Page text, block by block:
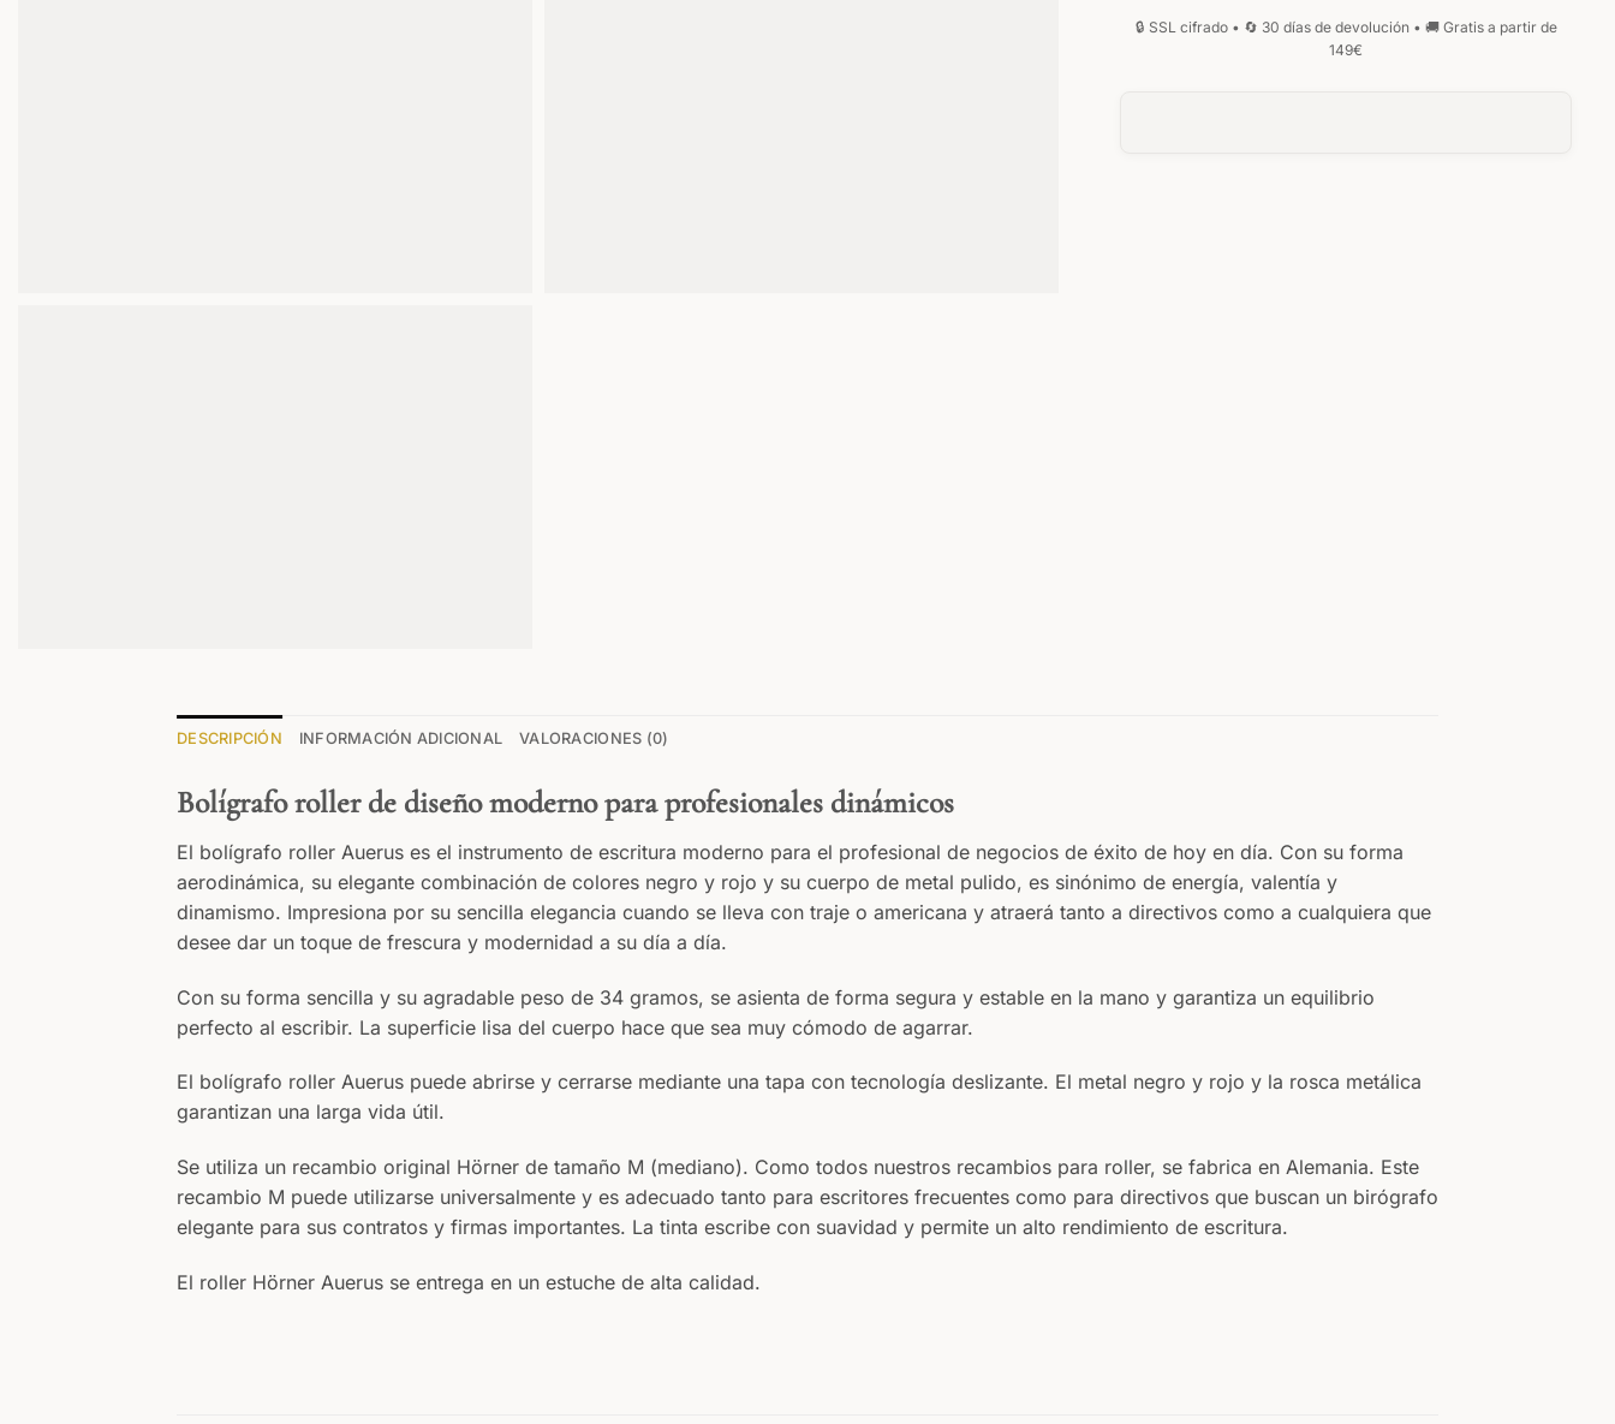
DESCRIPCIÓN INFORMACIÓN ADICIONAL VALORACIONES (0)
Bolígrafo roller de diseño moderno para profesionales dinámicos
El bolígrafo roller Auerus es el instrumento de escritura moderno para el profesional de negocios de éxito de hoy en día. Con su forma
aerodinámica, su elegante combinación de colores negro y rojo y su cuerpo de metal pulido, es sinónimo de energía, valentía y
dinamismo. Impresiona por su sencilla elegancia cuando se lleva con traje o americana y atraerá tanto a directivos como a cualquiera que
desee dar un toque de frescura y modernidad a su día a día.
Con su forma sencilla y su agradable peso de 34 gramos, se asienta de forma segura y estable en la mano y garantiza un equilibrio
perfecto al escribir. La superficie lisa del cuerpo hace que sea muy cómodo de agarrar.
El bolígrafo roller Auerus puede abrirse y cerrarse mediante una tapa con tecnología deslizante. El metal negro y rojo y la rosca metálica
garantizan una larga vida útil.
Se utiliza un recambio original Hörner de tamaño M (mediano). Como todos nuestros recambios para roller, se fabrica en Alemania. Este
recambio M puede utilizarse universalmente y es adecuado tanto para escritores frecuentes como para directivos que buscan un birógrafo
elegante para sus contratos y firmas importantes. La tinta escribe con suavidad y permite un alto rendimiento de escritura.
El roller Hörner Auerus se entrega en un estuche de alta calidad.